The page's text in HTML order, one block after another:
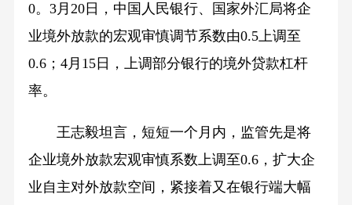
0。3月20日，中国人民银行、国家外汇局将企
业境外放款的宏观审慎调节系数由0.5上调至
0.6；4月15日，上调部分银行的境外贷款杠杆
率。
王志毅坦言，短短一个月内，监管先是将
企业境外放款宏观审慎系数上调至0.6，扩大企
业自主对外放款空间，紧接着又在银行端大幅